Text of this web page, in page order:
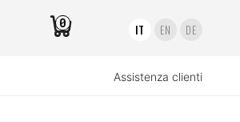
0 IT EN DE
Assistenza clienti